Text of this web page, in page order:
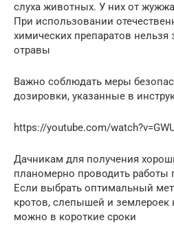
слуха животных. У них от
При использовании
химических препаратов нельзя
отравы
Важно соблюдать меры
дозировки, указанные в
https://youtube.com/
Дачникам для получения
планомерно проводить работы
Если выбрать оптимальный
кротов, слепышей и землероек
можно в короткие сроки